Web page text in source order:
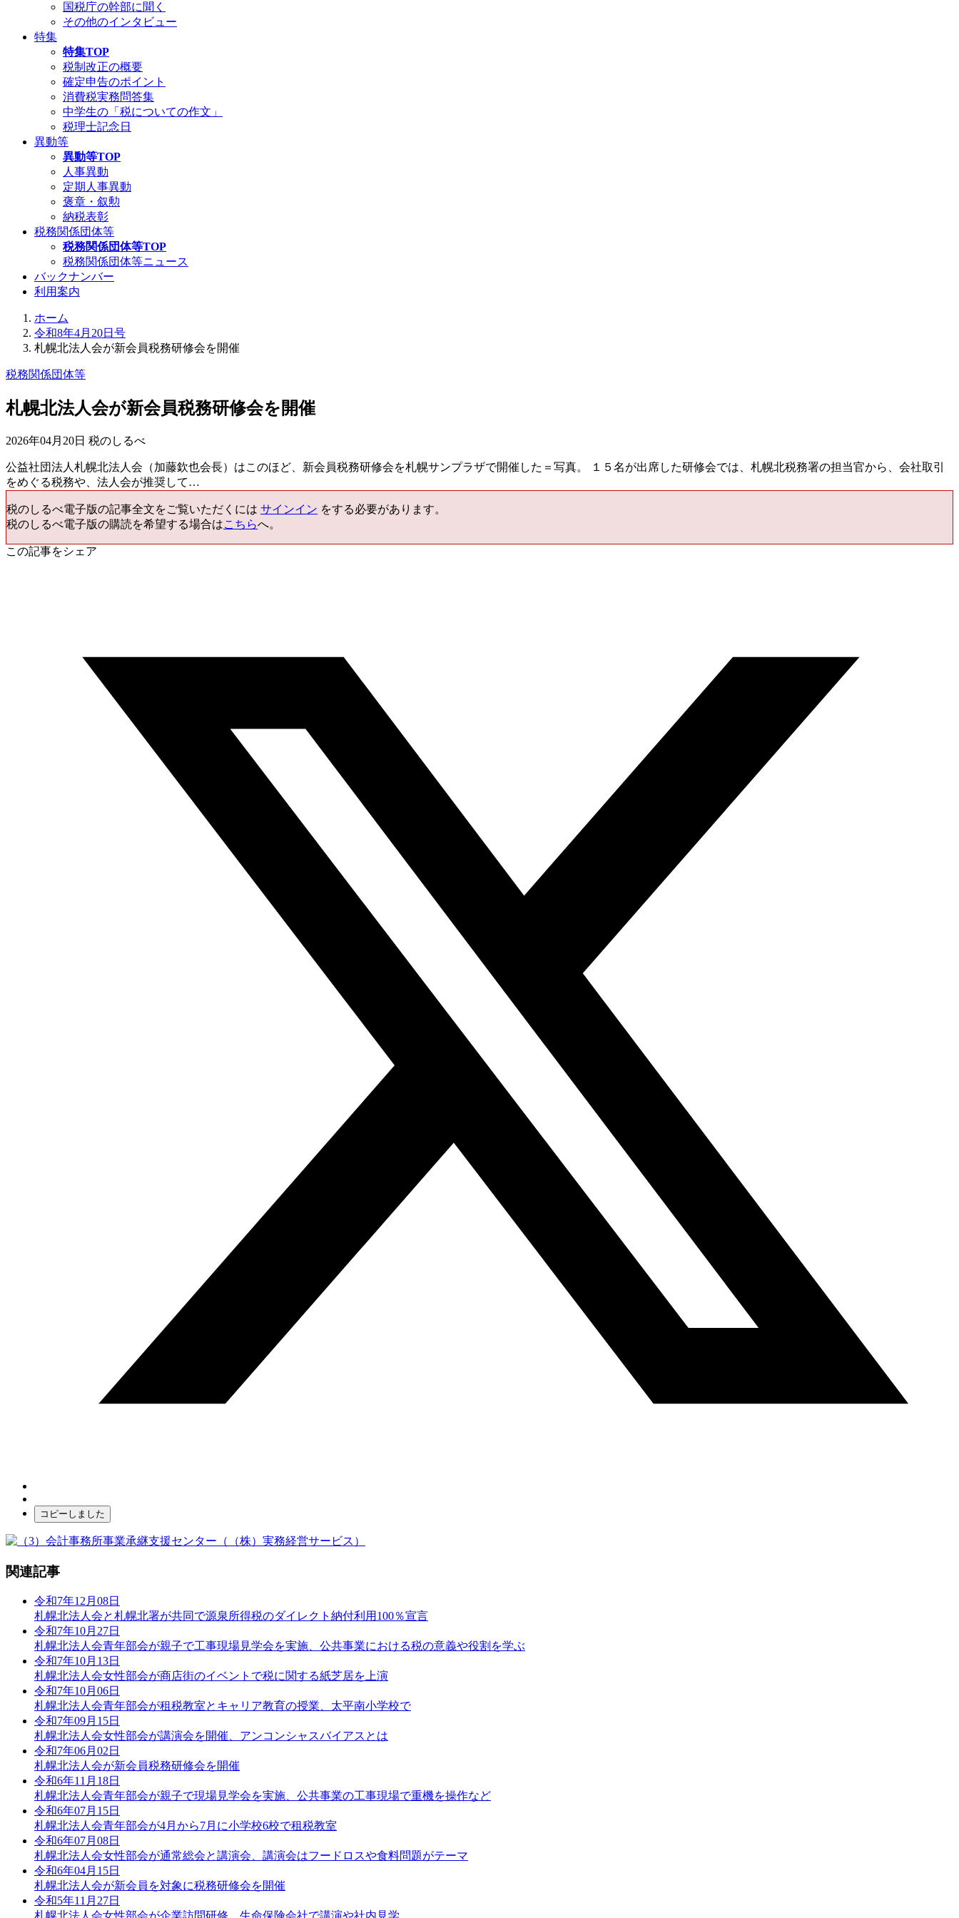
国税庁の幹部に聞く
その他のインタビュー
特集
特集TOP
税制改正の概要
確定申告のポイント
消費税実務問答集
中学生の「税についての作文」
税理士記念日
異動等
異動等TOP
人事異動
定期人事異動
褒章・叙勲
納税表彰
税務関係団体等
税務関係団体等TOP
税務関係団体等ニュース
バックナンバー
利用案内
ホーム
令和8年4月20日号
札幌北法人会が新会員税務研修会を開催
税務関係団体等
札幌北法人会が新会員税務研修会を開催
2026年04月20日 税のしるべ
公益社団法人札幌北法人会（加藤欽也会長）はこのほど、新会員税務研修会を札幌サンプラザで開催した＝写真。 １５名が出席した研修会では、札幌北税務署の担当官から、会社取引
をめぐる税務や、法人会が推奨して…
税のしるべ電子版の記事全文をご覧いただくには サインイン をする必要があります。
税のしるべ電子版の購読を希望する場合はこちらへ。
この記事をシェア
コピーしました
関連記事
令和7年12月08日
札幌北法人会と札幌北署が共同で源泉所得税のダイレクト納付利用100％宣言
令和7年10月27日
札幌北法人会青年部会が親子で工事現場見学会を実施、公共事業における税の意義や役割を学ぶ
令和7年10月13日
札幌北法人会女性部会が商店街のイベントで税に関する紙芝居を上演
令和7年10月06日
札幌北法人会青年部会が租税教室とキャリア教育の授業、太平南小学校で
令和7年09月15日
札幌北法人会女性部会が講演会を開催、アンコンシャスバイアスとは
令和7年06月02日
札幌北法人会が新会員税務研修会を開催
令和6年11月18日
札幌北法人会青年部会が親子で現場見学会を実施、公共事業の工事現場で重機を操作など
令和6年07月15日
札幌北法人会青年部会が4月から7月に小学校6校で租税教室
令和6年07月08日
札幌北法人会女性部会が通常総会と講演会、講演会はフードロスや食料問題がテーマ
令和6年04月15日
札幌北法人会が新会員を対象に税務研修会を開催
令和5年11月27日